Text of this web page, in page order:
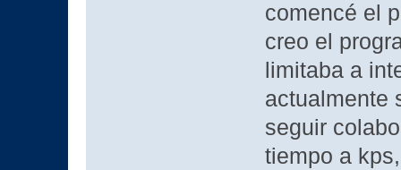
comencé el
creo el
limitaba a
actualmente
seguir
tiempo a